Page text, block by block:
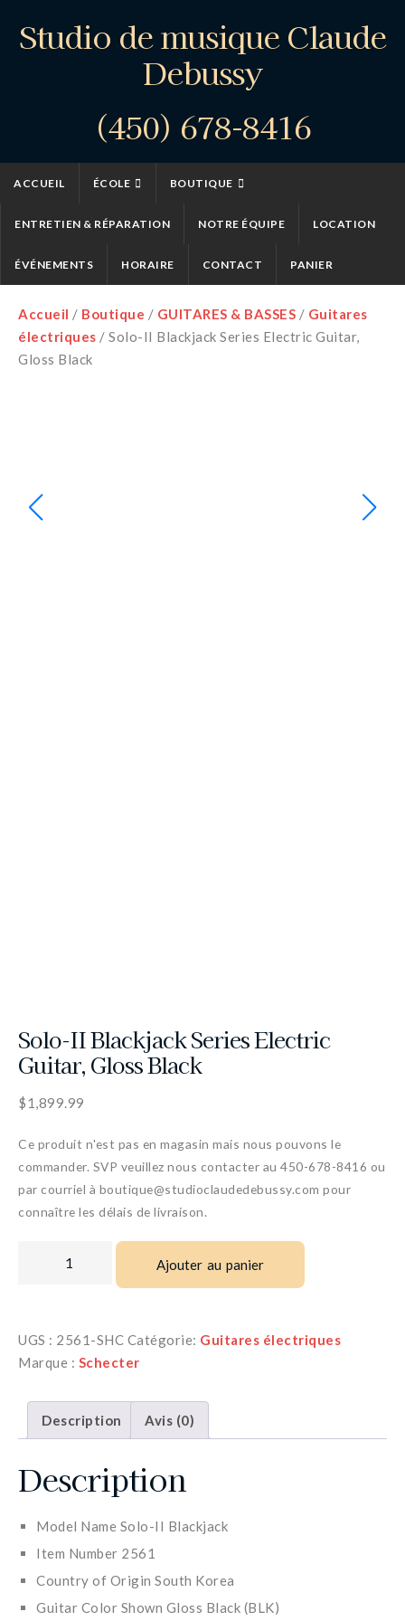
Studio de musique Claude
Debussy
(450) 678-8416
ACCUEIL ÉCOLE BOUTIQUE
ENTRETIEN & RÉPARATION NOTRE ÉQUIPE LOCATION
ÉVÉNEMENTS HORAIRE CONTACT PANIER
Accueil / Boutique / GUITARES & BASSES / Guitares
électriques / Solo-II Blackjack Series Electric Guitar,
Gloss Black
Solo-II Blackjack Series Electric
Guitar, Gloss Black
$1,899.99
Ce produit n'est pas en magasin mais nous pouvons le
commander. SVP veuillez nous contacter au 450-678-8416 ou
par courriel à boutique@studioclaudedebussy.com pour
connaître les délais de livraison.
Ajouter au panier
UGS : 2561-SHC Catégorie: Guitares électriques
Marque : Schecter
Description Avis (0)
Description
Model Name Solo-II Blackjack
Item Number 2561
Country of Origin South Korea
Guitar Color Shown Gloss Black (BLK)